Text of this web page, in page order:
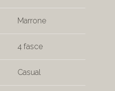
Marrone
4 fasce
Casual